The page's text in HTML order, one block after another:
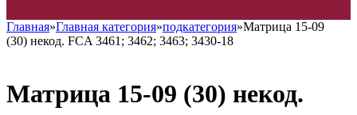
Главная»Главная категория»подкатегория»Матрица 15-09
(30) некод. FCA 3461; 3462; 3463; 3430-18
Матрица 15-09 (30) некод.